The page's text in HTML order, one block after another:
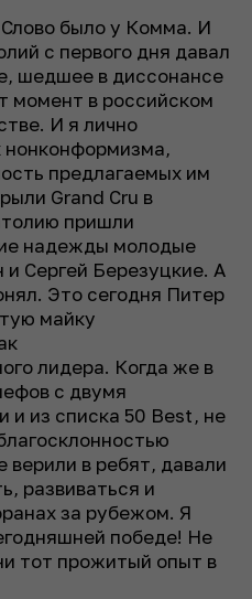
было у Комма. И
с первого дня давал
шедшее в диссонансе
момент в российском
И я лично
нонконформизма,
предлагаемых им
Grand Cru в
пришли
надежды молодые
и Сергей Березуцкие. А
Это сегодня Питер
майку
лидера. Когда же в
с двумя
и из списка 50 Best, не
в ребят, давали
развиваться и
за рубежом. Я
победе! Не
тот прожитый опыт в